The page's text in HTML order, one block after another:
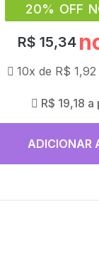
20% OFF
R$ 15,34
10x de R$ 1,92
R$ 19,18 a
ADICIONAR